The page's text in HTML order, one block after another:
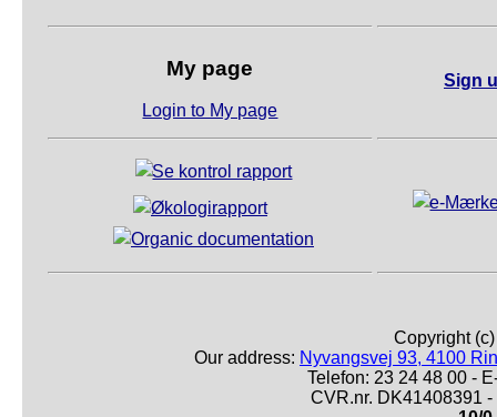
My page
Login to My page
Sign
Copyright
Our address: Nyvangsvej 93, 4100
Telefon: 23 24 48 00 -
CVR.nr. DK41408391